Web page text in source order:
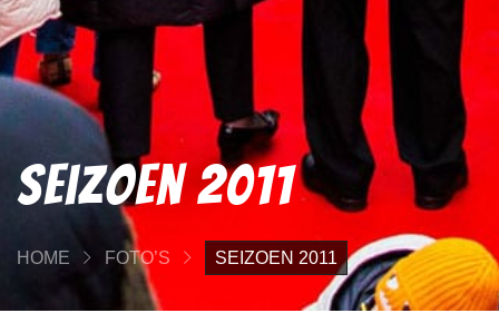
Seizoen 2011
HOME FOTO’S SEIZOEN 2011